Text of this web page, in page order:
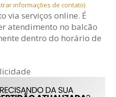
informações de contato)
via serviços online. É
atendimento no balcão
dentro do horário de